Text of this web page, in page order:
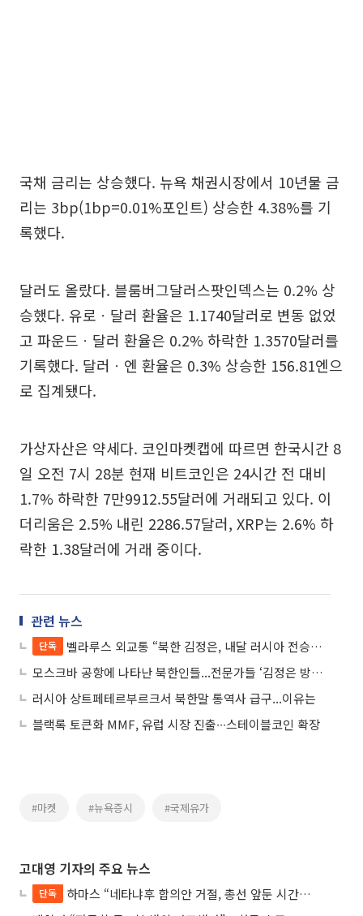
국채 금리는 상승했다. 뉴욕 채권시장에서 10년물 금
리는 3bp(1bp=0.01%포인트) 상승한 4.38%를 기
록했다.
달러도 올랐다. 블룸버그달러스팟인덱스는 0.2% 상
승했다. 유로ㆍ달러 환율은 1.1740달러로 변동 없었
고 파운드ㆍ달러 환율은 0.2% 하락한 1.3570달러를
기록했다. 달러ㆍ엔 환율은 0.3% 상승한 156.81엔으
로 집계됐다.
가상자산은 약세다. 코인마켓캡에 따르면 한국시간 8
일 오전 7시 28분 현재 비트코인은 24시간 전 대비
1.7% 하락한 7만9912.55달러에 거래되고 있다. 이
더리움은 2.5% 내린 2286.57달러, XRP는 2.6% 하
락한 1.38달러에 거래 중이다.
관련 뉴스
단독
벨라루스 외교통 “북한 김정은, 내달 러시아 전승절 참석 가능성”
모스크바 공항에 나타난 북한인들...전문가들 ‘김정은 방러·외화벌이’ 의견분분
러시아 상트페테르부르크서 북한말 통역사 급구...이유는
블랙록 토큰화 MMF, 유럽 시장 진출∙∙∙스테이블코인 확장
#마켓 #뉴욕증시 #국제유가
고대영 기자의 주요 뉴스
단독
하마스 “네타냐후 합의안 거절, 총선 앞둔 시간 끌기”